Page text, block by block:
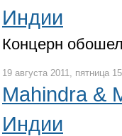
Индии
Концерн обошел
19 августа 2011, пятница
Mahindra &
Индии